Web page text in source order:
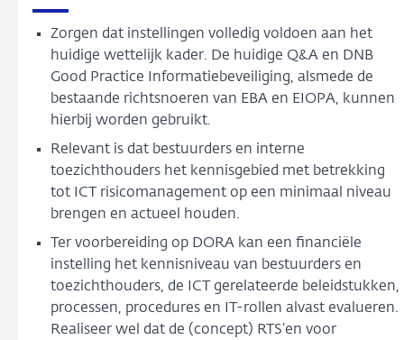
Zorgen dat instellingen volledig voldoen aan het
huidige wettelijk kader. De huidige Q&A en DNB
Good Practice Informatiebeveiliging, alsmede de
bestaande richtsnoeren van EBA en EIOPA, kunnen
hierbij worden gebruikt.
Relevant is dat bestuurders en interne
toezichthouders het kennisgebied met betrekking
tot ICT risicomanagement op een minimaal niveau
brengen en actueel houden.
Ter voorbereiding op DORA kan een financiële
instelling het kennisniveau van bestuurders en
toezichthouders, de ICT gerelateerde beleidstukken,
processen, procedures en IT-rollen alvast evalueren.
Realiseer wel dat de (concept) RTS’en voor